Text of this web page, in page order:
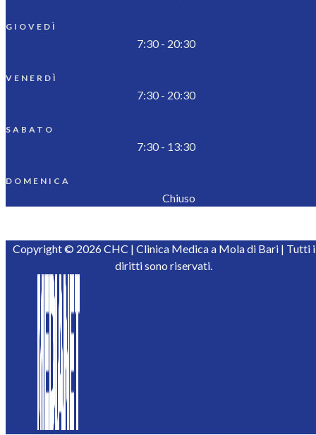
GIOVEDÌ
7:30 - 20:30
VENERDÌ
7:30 - 20:30
SABATO
7:30 - 13:30
DOMENICA
Chiuso
Copyright © 2026 CHC | Clinica Medica a Mola di Bari | Tutti i
diritti sono riservati.